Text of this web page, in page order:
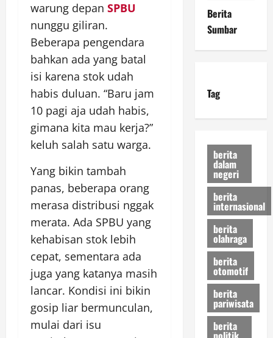
warung depan SPBU
nunggu giliran.
Beberapa pengendara
bahkan ada yang batal
isi karena stok udah
habis duluan. “Baru jam
10 pagi aja udah habis,
gimana kita mau kerja?”
keluh salah satu warga.
Yang bikin tambah
panas, beberapa orang
merasa distribusi nggak
merata. Ada SPBU yang
kehabisan stok lebih
cepat, sementara ada
juga yang katanya masih
lancar. Kondisi ini bikin
gosip liar bermunculan,
mulai dari isu
Berita
Sumbar
Tag
berita
dalam
negeri
berita
internasional
berita
olahraga
berita
otomotif
berita
pariwisata
berita